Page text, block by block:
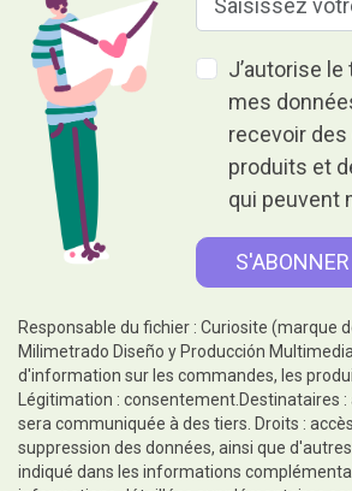
informations détaillées supplémentaires
notrePolitique de confidentialité et de
Donner, c'est
recevoir en
Aide
Informations légales
Suivez-nous sur